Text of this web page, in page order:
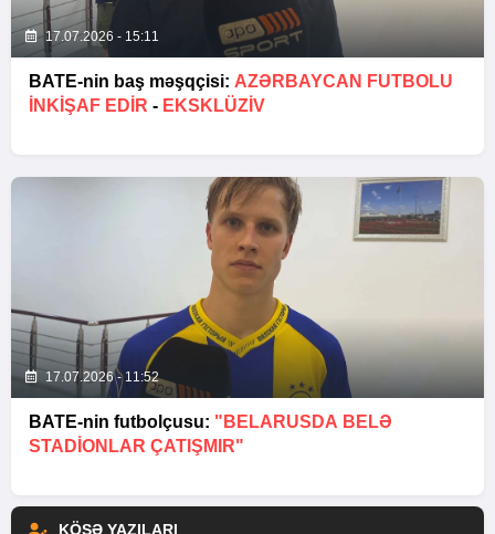
17.07.2026 - 15:11
BATE-nin baş məşqçisi: AZƏRBAYCAN FUTBOLU
INKIŞAF EDIR - EKSKLÜZİV
17.07.2026 - 11:52
BATE-nin futbolçusu: "BELARUSDA BELƏ
STADIONLAR ÇATIŞMIR"
KÖŞƏ YAZILARI